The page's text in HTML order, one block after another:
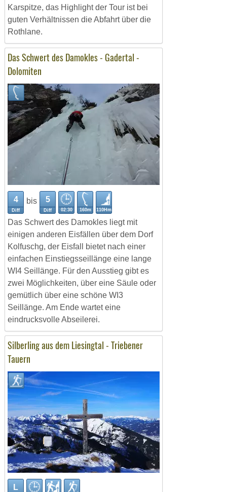
Karspitze, das Highlight der Tour ist bei
guten Verhältnissen die Abfahrt über die
Rothlane.
Das Schwert des Damokles - Gadertal -
Dolomiten
4
Diff
bis 5
Diff 02:30 160m 110Hm
Das Schwert des Damokles liegt mit
einigen anderen Eisfällen über dem Dorf
Kolfuschg, der Eisfall bietet nach einer
einfachen Einstiegsseillänge eine lange
WI4 Seillänge. Für den Ausstieg gibt es
zwei Möglichkeiten, über eine Säule oder
gemütlich über eine schöne WI3
Seillänge. Am Ende wartet eine
eindrucksvolle Abseilerei.
Silberling aus dem Liesingtal - Triebener
Tauern
L